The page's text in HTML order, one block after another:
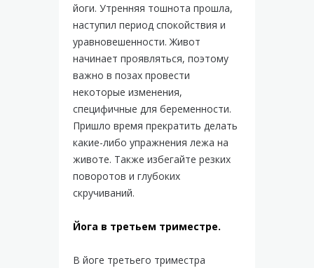
йоги. Утренняя тошнота прошла,
наступил период спокойствия и
уравновешенности. Живот
начинает проявляться, поэтому
важно в позах провести
некоторые изменения,
специфичные для беременности.
Пришло время прекратить делать
какие-либо упражнения лежа на
животе. Также избегайте резких
поворотов и глубоких
скручиваний.
Йога в третьем триместре.
В йоге третьего триместра